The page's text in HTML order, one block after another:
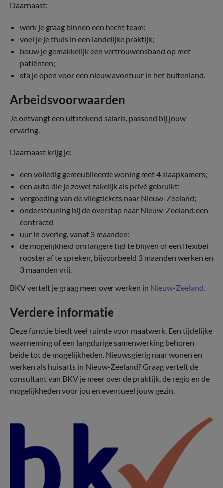
Daarnaast:
werk je graag binnen een hecht team;
voel je je thuis in een landelijke praktijk;
bouw je gemakkelijk een vertrouwensband op met
patiënten;
sta je open voor een nieuw avontuur in het buitenland.
Arbeidsvoorwaarden
Je ontvangt een uitstekend salaris, passend bij jouw
ervaring.
Daarnaast krijg je:
een volledig gemeubileerde woning met 4 slaapkamers;
een auto die je zowel zakelijk als privé gebruikt;
vergoeding van de vliegtickets naar Nieuw-Zeeland;
ondersteuning bij de overstap naar Nieuw-Zeeland;een
contractd
uur in overleg, vanaf 3 maanden;
de mogelijkheid om langere tijd te blijven of een flexibel
rooster af te spreken, bijvoorbeeld 3 maanden werken en
3 maanden vrij.
BKV vertelt je graag meer over werken in Nieuw-Zeeland.
Verdere informatie
Deze functie biedt veel ruimte voor maatwerk. Een tijdelijke
waarneming of een langdurige samenwerking behoren
beide tot de mogelijkheden. Nieuwsgierig naar wonen en
werken als huisarts in Nieuw-Zeeland? Graag vertelt de
consultant van BKV je meer over de praktijk, de regio en de
mogelijkheden voor jou en eventueel jouw gezin.